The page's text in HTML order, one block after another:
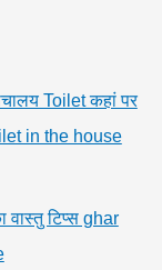
Toilet कहां पर
in the house
वास्तु टिप्स ghar